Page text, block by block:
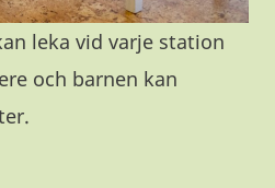
leka vid varje station
och barnen kan